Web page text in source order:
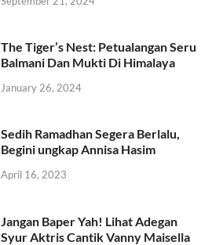
The Tiger’s Nest: Petualangan Seru
Balmani Dan Mukti Di Himalaya
January 26, 2024
Sedih Ramadhan Segera Berlalu,
Begini ungkap Annisa Hasim
April 16, 2023
Jangan Baper Yah! Lihat Adegan
Syur Aktris Cantik Vanny Maisella